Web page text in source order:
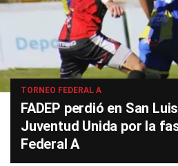
TORNEO FEDERAL A
FADEP perdió en San
Juventud Unida por la
Federal A